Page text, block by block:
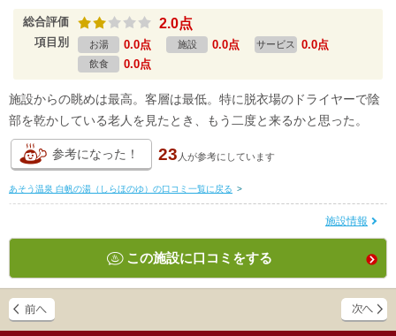
総合評価 2.0点
項目別 お湯 0.0点 施設 0.0点 サービス 0.0点
飲食 0.0点
施設からの眺めは最高。客層は最低。特に脱衣場のドライヤーで陰
部を乾かしている老人を見たとき、もう二度と来るかと思った。
参考になった！ 23 人が参考にしています
あそう温泉 白帆の湯（しらほのゆ）の口コミ一覧に戻る >
施設情報
この施設に口コミをする